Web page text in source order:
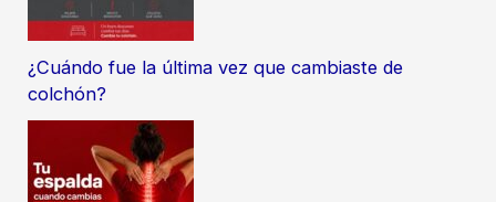
¿Cuándo fue la última vez que cambiaste de
colchón?